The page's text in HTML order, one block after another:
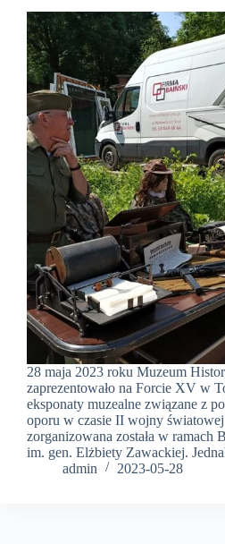
28 maja 2023 roku Muzeum
zaprezentowało na Forcie XV w
eksponaty muzealne związane z
oporu w czasie II wojny
zorganizowana została w ramach
im. gen. Elżbiety Zawackiej.
admin
2023-05-28